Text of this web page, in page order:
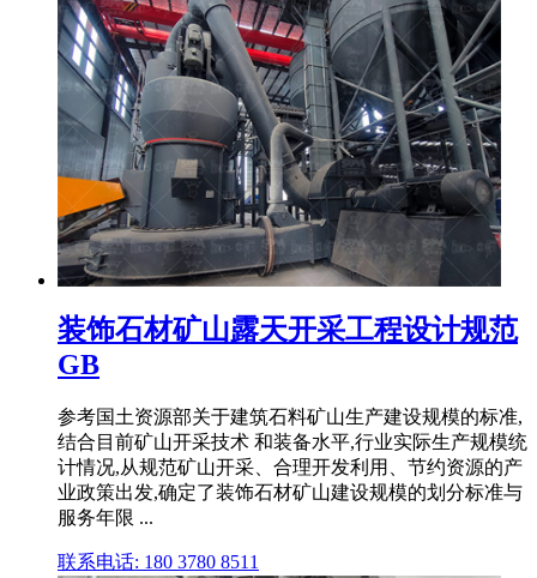
装饰石材矿山露天开采工程设计规范
GB
参考国土资源部关于建筑石料矿山生产建设规模的标准,
结合目前矿山开采技术 和装备水平,行业实际生产规模统
计情况,从规范矿山开采、合理开发利用、节约资源的产
业政策出发,确定了装饰石材矿山建设规模的划分标准与
服务年限 ...
联系电话: 180 3780 8511